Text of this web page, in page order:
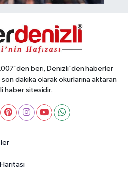
beri, Denizli'den haberler
dakika olarak okurlarına aktaran
haber sitesidir.